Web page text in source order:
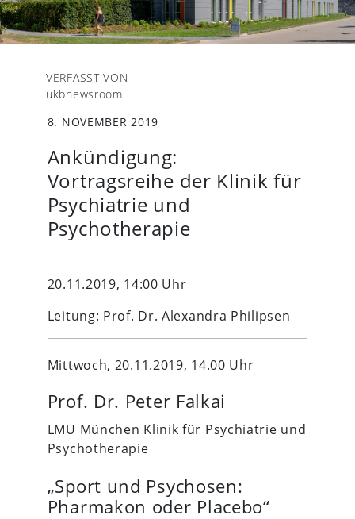
VERFASST VON
ukbnewsroom
8. NOVEMBER 2019
Ankündigung:
Vortragsreihe der Klinik für
Psychiatrie und
Psychotherapie
20.11.2019, 14:00 Uhr
Leitung: Prof. Dr. Alexandra Philipsen
Mittwoch, 20.11.2019, 14.00 Uhr
Prof. Dr. Peter Falkai
LMU München Klinik für Psychiatrie und
Psychotherapie
„Sport und Psychosen:
Pharmakon oder Placebo“